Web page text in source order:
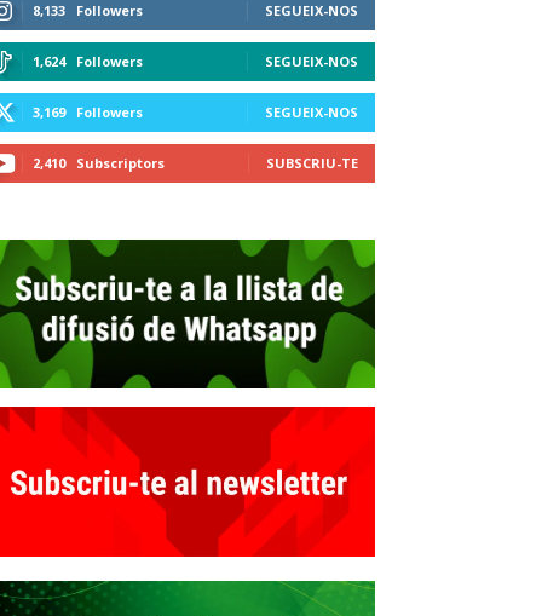
8,133 Followers SEGUEIX-NOS
1,624 Followers SEGUEIX-NOS
3,169 Followers SEGUEIX-NOS
2,410 Subscriptors SUBSCRIU-TE